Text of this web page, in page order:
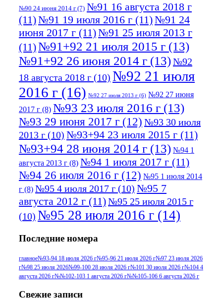
№90 24 июня 2014 г (7) №91 16 августа 2018 г
(11)№91 19 июля 2016 г (11)№91 24
июня 2017 г (11)№91 25 июля 2013 г
(11)№91+92 21 июля 2015 г (13)
№91+92 26 июня 2014 г (13)№92
18 августа 2018 г (10) №92 21 июля
2016 г (16) №92 27 июля 2013 г (6) №92 27 июня
2017 г (8) №93 23 июля 2016 г (13)
№93 29 июня 2017 г (12) №93 30 июля
2013 г (10) №93+94 23 июля 2015 г (11)
№93+94 28 июня 2014 г (13) №94 1
августа 2013 г (8) №94 1 июля 2017 г (11)
№94 26 июля 2016 г (12) №95 1 июля 2014
г (8) №95 4 июля 2017 г (10) №95 7
августа 2012 г (11)№95 25 июля 2015 г
(10) №95 28 июля 2016 г (14)
июля 2017 г(11)№96 9 августа 2012
г(13) №96 28 июля 2015 г(9) №96+97 3
июля 2014 г(10)№96+97 30 июля
Последние номера
главное№93-94 18 июля 2026 г№95-96 21 июля 2026 г№97 23 июля 2026
г№98 25 июля 2026№99-100 28 июля 2026 г№101 30 июля 2026 г№104 4
августа 2026 г№№102-103 1 августа 2026 г№№105-106 6 августа 2026 г
Свежие записи